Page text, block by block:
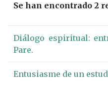
Se han encontrado 2
Diálogo espiritual:
Pare.
Entusiasme de un